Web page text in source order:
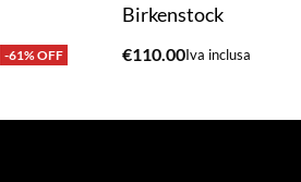
-61% OFF
Birkenstock
€110.00Iva inclusa